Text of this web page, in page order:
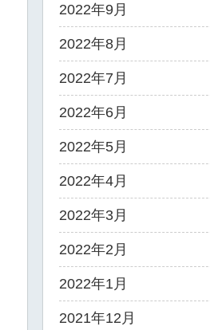
2022年9月
2022年8月
2022年7月
2022年6月
2022年5月
2022年4月
2022年3月
2022年2月
2022年1月
2021年12月